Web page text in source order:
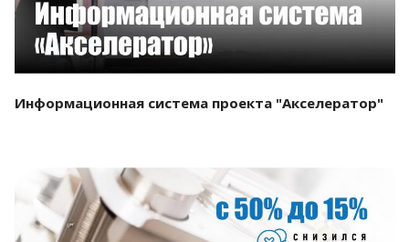
Информационная система проекта "Акселератор"